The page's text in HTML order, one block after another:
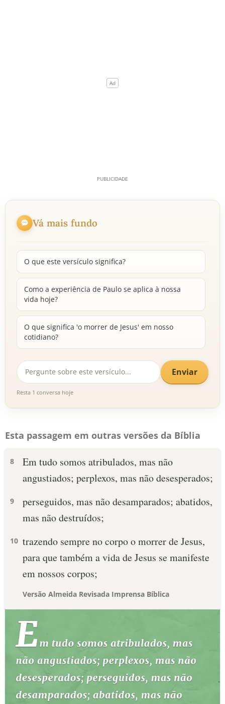
Vá mais fundo
O que este versículo significa?
Como a experiência de Paulo se aplica à nossa
vida hoje?
O que significa 'o morrer de Jesus' em nosso
cotidiano?
Enviar
Resta 1 conversa hoje
Esta passagem em outras versões da Bíblia
8
Em tudo somos atribulados, mas não
angustiados; perplexos, mas não desesperados;
9
perseguidos, mas não desamparados; abatidos,
mas não destruídos;
10 trazendo sempre no corpo o morrer de Jesus,
para que também a vida de Jesus se manifeste
em nossos corpos;
Versão Almeida Revisada Imprensa Bíblica